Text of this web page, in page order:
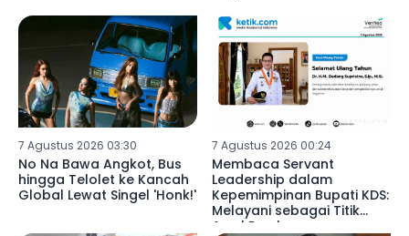
7 Agustus 2026 03:30
No Na Bawa Angkot, Bus
hingga Telolet ke Kancah
Global Lewat Singel 'Honk!'
7 Agustus 2026 00:24
Membaca Servant
Leadership dalam
Kepemimpinan Bupati KDS:
Melayani sebagai Titik
Awal Pembangunan